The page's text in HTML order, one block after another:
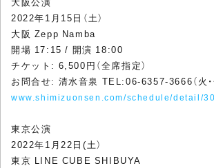
2022年1月15日（土）
大阪 Zepp Namba
開場 17:15 / 開演 18:00
チケット: 6,500円（全席指定）
お問合せ: 清水音泉 TEL:06-6357-3666（火
www.shimizuonsen.com/schedule/detail/
東京公演
2022年1月22日(土）
東京 LINE CUBE SHIBUYA